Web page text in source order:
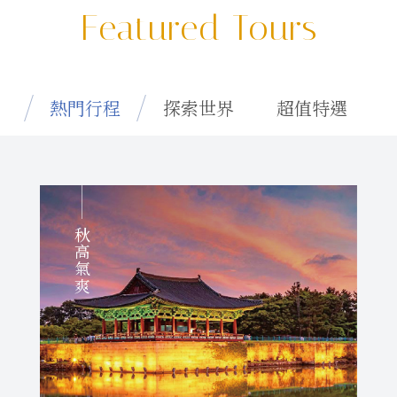
Featured Tours
熱門行程 探索世界 超值特選
秋高氣爽